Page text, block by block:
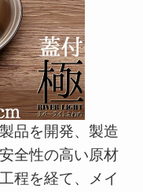
品を開発、製造
全性の高い原材
程を経て、メイ